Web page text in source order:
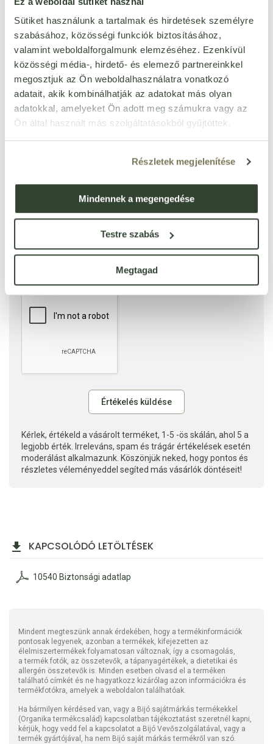
Sütiket használunk a tartalmak és hirdetések személyre
szabásához, közösségi funkciók biztosításához,
valamint weboldalforgalmunk elemzéséhez. Ezenkívül
közösségi média-, hirdető- és elemező partnereinkkel
megosztjuk az Ön weboldalhasználatra vonatkozó
adatait, akik kombinálhatják az adatokat más olyan
adatokkal, amelyeket Ön adott meg számukra vagy az
Ön által használt más szolgáltatásokból gyűjtöttek.
Részletek megjelenítése
Mindennek a megengedése
Testre szabás
Megtagad
Ezt a terméket még senki nem értékelte. Legyél Te az
első!
ÉRTÉKELÉST ÍROK
Ennyi csillagot adok
Kérlek, értékeld a vásárolt terméket, 1-5 -ös skálán, ahol 5 a
legjobb érték. Irreleváns, spam és trágár értékelések esetén
moderálást alkalmazunk. Köszönjük neked, hogy pontos és
részletes véleményeddel segíted más vásárlók döntéseit!
KAPCSOLÓDÓ LETÖLTÉSEK
10540 Biztonsági adatlap
Mindent megteszünk annak érdekében, hogy a termékinformációk
pontosak legyenek, azonban a termékek, kifejezetten az
élelmiszertermékek folyamatosan változnak, így a csomagolás,
a termék fotók, az összetevők, a tápanyagértékek, a dietetikai és
allergén összetevők is. Minden esetben olvasd el a terméken
található címkét és ne hagyatkozz kizárólag azon információkra és
termékfotókra, amelyek a weboldalon találhatóak.
Ha bármilyen kérdésed van, vagy a Bijó sajátmárkás termékekkel
(Organika termékcsalád) kapcsolatban tájékoztatást szeretnél kapni,
kérjük, hogy vedd fel a kapcsolatot a Bijó Vevőszolgálatával, vagy a
termék gyártójával, ha nem Bijó saját márkás termékről van szó.